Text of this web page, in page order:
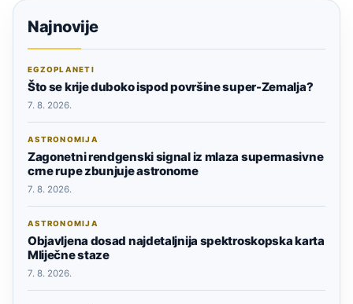
Najnovije
EGZOPLANETI
Što se krije duboko ispod površine super-Zemalja?
7. 8. 2026.
ASTRONOMIJA
Zagonetni rendgenski signal iz mlaza supermasivne
crne rupe zbunjuje astronome
7. 8. 2026.
ASTRONOMIJA
Objavljena dosad najdetaljnija spektroskopska karta
Mliječne staze
7. 8. 2026.